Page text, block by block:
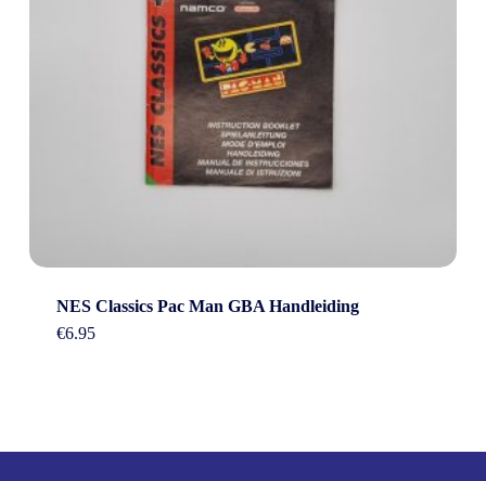
NES Classics Pac Man GBA Handleiding
€6.95